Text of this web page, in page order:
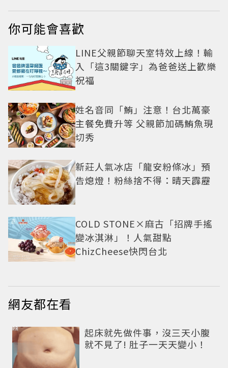
大
痛
你可能會喜歡
LINE父親節聊天室特效上線！輸
入「這3關鍵字」為爸爸送上歡樂
祝福
姓名音同「鮪」注意！台北萬豪
主餐免費升等 父親節加碼鮪魚現
切秀
新莊人氣冰店「龍安粉條冰」預
告熄燈！粉絲捨不得：晴天霹靂
COLD STONE×麻古「招牌手搖
變冰淇淋」！人氣甜點
ChizCheese快閃台北
網友都在看
起床就先做件事，沒三天小腹
就不見了! 肚子一天天變小！
PR